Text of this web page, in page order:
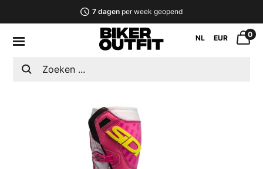
7 dagenper week geopend
NL EUR 0